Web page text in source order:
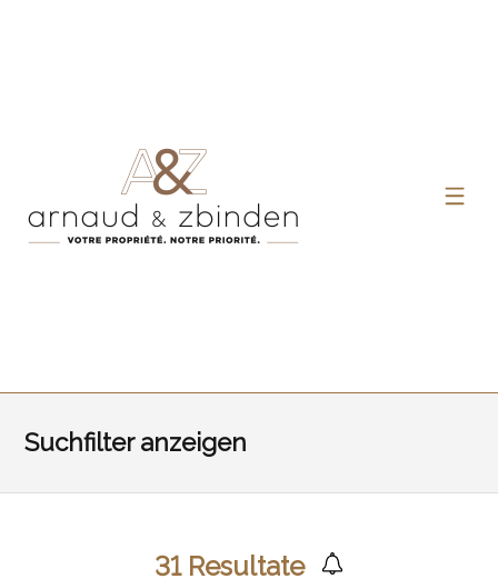
Suchfilter anzeigen
31Resultate